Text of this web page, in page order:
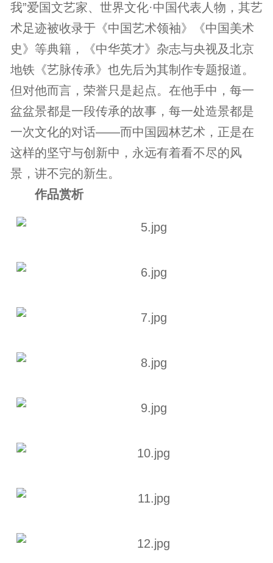
我”爱国文艺家、世界文化·中国代表人物，其艺
术足迹被收录于《中国艺术领袖》《中国美术
史》等典籍，《中华英才》杂志与央视及北京
地铁《艺脉传承》也先后为其制作专题报道。
但对他而言，荣誉只是起点。在他手中，每一
盆盆景都是一段传承的故事，每一处造景都是
一次文化的对话——而中国园林艺术，正是在
这样的坚守与创新中，永远有着看不尽的风
景，讲不完的新生。
作品赏析